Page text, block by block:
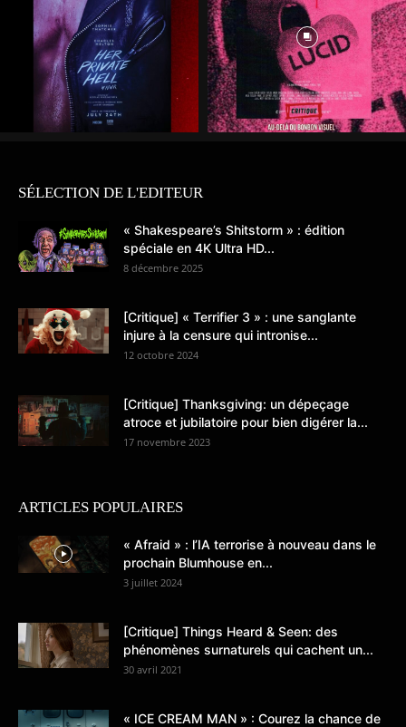
SÉLECTION DE L'EDITEUR
« Shakespeare’s Shitstorm » : édition
spéciale en 4K Ultra HD...
8 décembre 2025
[Critique] « Terrifier 3 » : une sanglante
injure à la censure qui intronise...
12 octobre 2024
[Critique] Thanksgiving: un dépeçage
atroce et jubilatoire pour bien digérer la...
17 novembre 2023
ARTICLES POPULAIRES
« Afraid » : l’IA terrorise à nouveau dans le
prochain Blumhouse en...
3 juillet 2024
[Critique] Things Heard & Seen: des
phénomènes surnaturels qui cachent un...
30 avril 2021
« ICE CREAM MAN » : Courez la chance de